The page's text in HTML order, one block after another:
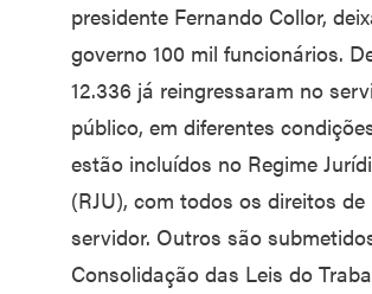
presidente Fernando Collor,
governo 100 mil funcionários.
12.336 já reingressaram no
público, em diferentes
estão incluídos no Regime
(RJU), com todos os direitos de
servidor. Outros são
Consolidação das Leis do